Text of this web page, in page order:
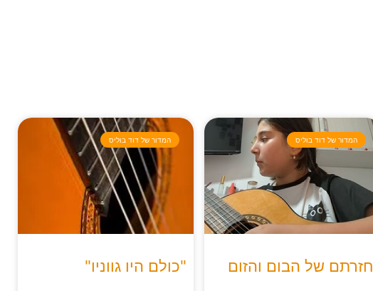
המדור של דוד בוליס
חזרתם של הבום והזום
המדור של דוד בוליס
"כולם היו גווניו"